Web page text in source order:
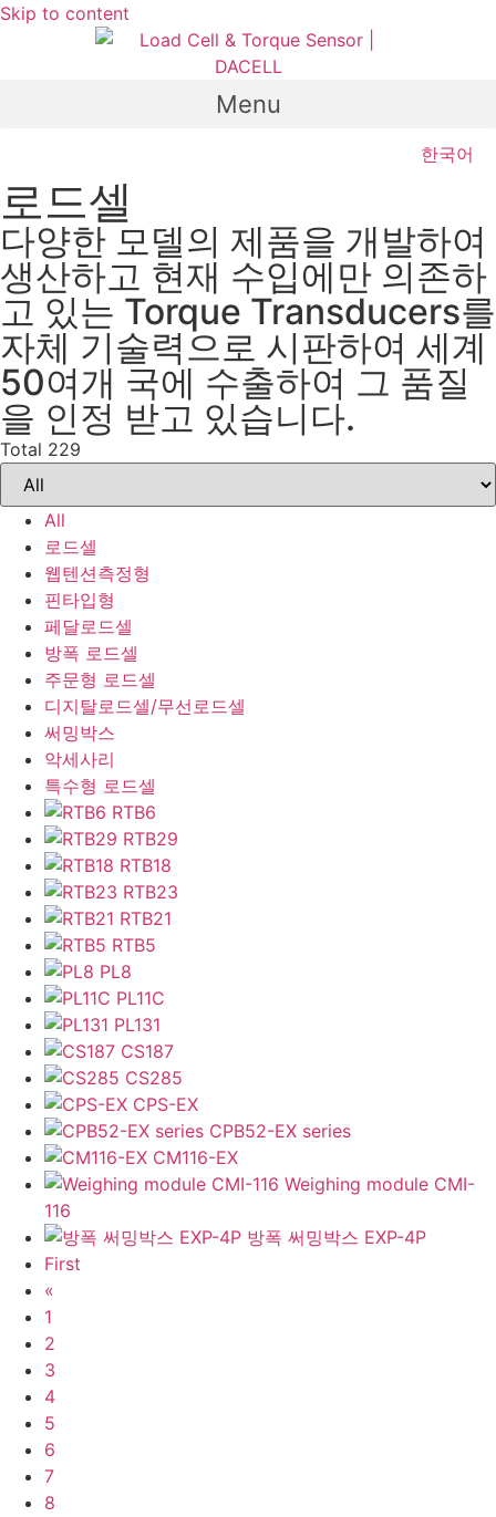
Skip to content
Menu
한국어
로드셀
다양한 모델의 제품을 개발하여
생산하고 현재 수입에만 의존하
고 있는 Torque Transducers를
자체 기술력으로 시판하여 세계
50여개 국에 수출하여 그 품질
을 인정 받고 있습니다.
Total 229
All
로드셀
웹텐션측정형
핀타입형
페달로드셀
방폭 로드셀
주문형 로드셀
디지탈로드셀/무선로드셀
써밍박스
악세사리
특수형 로드셀
RTB6
RTB29
RTB18
RTB23
RTB21
RTB5
PL8
PL11C
PL131
CS187
CS285
CPS-EX
CPB52-EX series
CM116-EX
Weighing module CMI-
116
방폭 써밍박스 EXP-4P
First
«
1
2
3
4
5
6
7
8